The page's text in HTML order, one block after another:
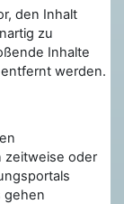
den Inhalt
zu
Inhalte
werden.
zeitweise oder
gehen